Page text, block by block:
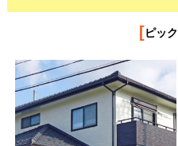
[ピッ